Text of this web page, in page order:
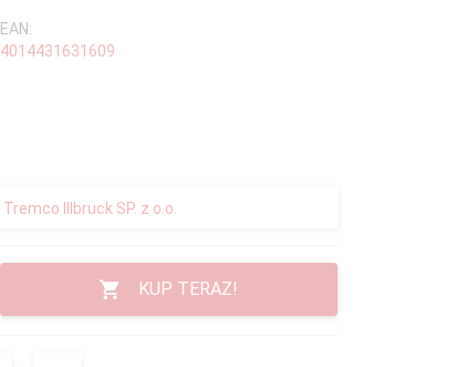
EAN:
4014431631609
Tremco Illbruck SP. z o.o.
KUP TERAZ!